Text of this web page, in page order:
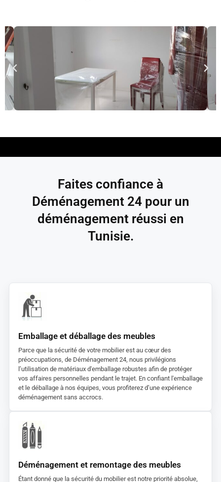
Faites confiance à
Déménagement 24 pour un
déménagement réussi en
Tunisie.
Emballage et déballage des meubles
Parce que la sécurité de votre mobilier est au cœur des
préoccupations, de Déménagement 24, nous privilégions
l’utilisation de matériaux d'emballage robustes afin de protéger
vos affaires personnelles pendant le trajet. En confiant l'emballage
et le déballage à nos équipes, vous profiterez d’une expérience
déménagement sans accrocs.
Déménagement et remontage des meubles
Étant donné que la sécurité du mobilier est notre priorité absolue,